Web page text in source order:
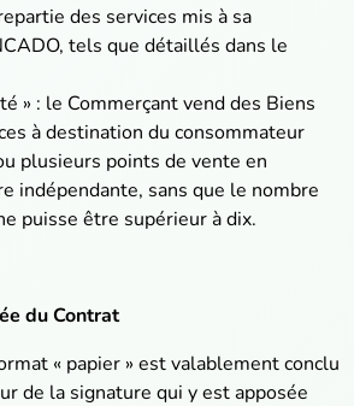
des services mis à sa
tels que détaillés dans le
» : le Commerçant vend des Biens
à destination du consommateur
plusieurs points de vente en
indépendante, sans que le nombre
puisse être supérieur à dix.
du Contrat
« papier » est valablement conclu
de la signature qui y est apposée